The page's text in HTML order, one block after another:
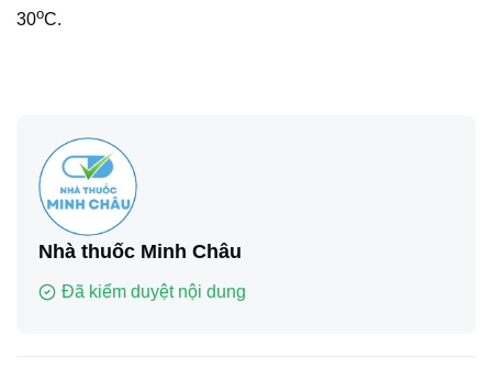
30oC.
Nhà thuốc Minh Châu
Đã kiểm duyệt nội dung